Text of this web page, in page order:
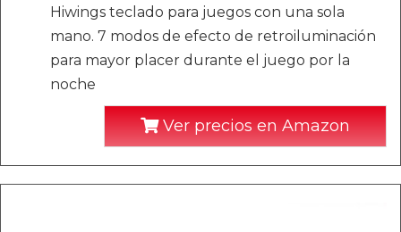
Hiwings teclado para juegos con una sola
mano. 7 modos de efecto de retroiluminación
para mayor placer durante el juego por la
noche
Ver precios en Amazon